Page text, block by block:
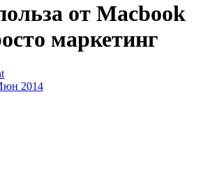
от Macbook
маркетинг
2014